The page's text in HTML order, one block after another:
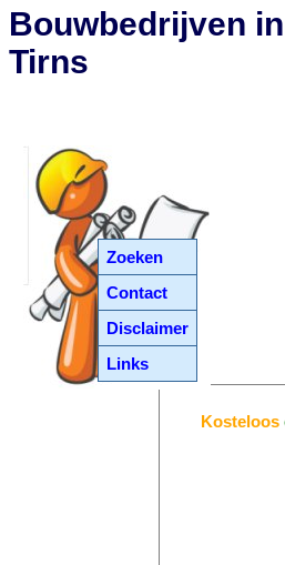
Zoeken
Contact
Disclaimer
Links
Bouwbedrijven in
Tirns
Kosteloos